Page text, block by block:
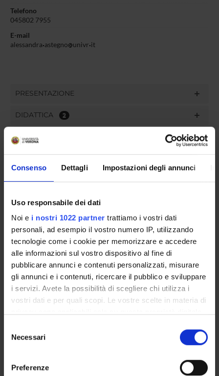
Consenso Dettagli Impostazioni degli annunci
Uso responsabile dei dati
Noi e i nostri 1022 partner trattiamo i vostri dati
personali, ad esempio il vostro numero IP, utilizzando
tecnologie come i cookie per memorizzare e accedere
alle informazioni sul vostro dispositivo al fine di
pubblicare annunci e contenuti personalizzati, misurare
gli annunci e i contenuti, ricercare il pubblico e sviluppare
i servizi. Avete la possibilità di scegliere chi utilizza i
vostri dati e per quali scopi. Le vostre scelte in materia di
modificare o revocare il proprio consenso in qualsiasi
momento dalla Dichiarazione sui cookie o facendo clic
delNecessari
Preferenze
Telefono
045802 7955
E-mail
alessandra astegno univr it
PRESENTAZIONE
DIDATTICA 2
TERZA MISSIONE
PROGETTI
PUBBLICAZIONI
INCARICHI
ORGANIZZAZIONE
GOVERNANCE
UFFICI E STRUTTURE DI SERVIZIO